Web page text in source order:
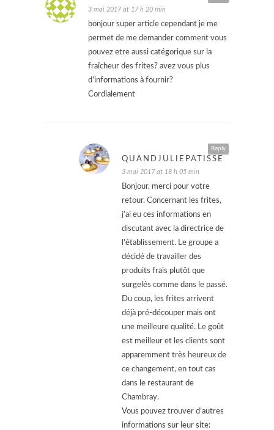
3 mai 2017 at 17 h 20 min
bonjour super article cependant je me
permet de me demander comment vous
pouvez etre aussi catégorique sur la
fraîcheur des frites? avez vous plus
d’informations à fournir?
Cordialement
Reply
QUANDJULIEPATISSE
3 mai 2017 at 18 h 05 min
Bonjour, merci pour votre
retour. Concernant les frites,
j’ai eu ces informations en
discutant avec la directrice de
l’établissement. Le groupe a
décidé de travailler des
produits frais plutôt que
surgelés comme dans le passé.
Du coup, les frites arrivent
déjà pré-découper mais ont
une meilleure qualité. Le goût
est meilleur et les clients sont
apparemment très heureux de
ce changement, en tout cas
dans le restaurant de
Chambray.
Vous pouvez trouver d’autres
informations sur leur site: